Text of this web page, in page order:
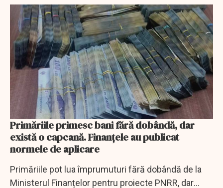
Primăriile primesc bani fără dobândă, dar
există o capcană. Finanțele au publicat
normele de aplicare
Primăriile pot lua împrumuturi fără dobândă de la
Ministerul Finanțelor pentru proiecte PNRR, dar